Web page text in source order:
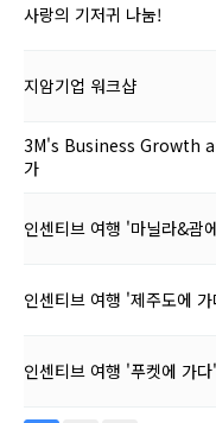
사랑의 기저귀 나눔!
지암기업 워크샵
3M's Business Growth
가
인센티브 여행 '마닐라&괌
인센티브 여행 '제주도에
인센티브 여행 '푸켓에 가다'